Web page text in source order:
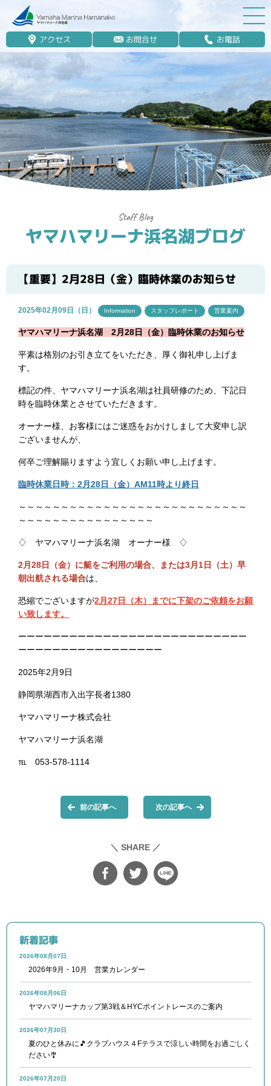
アクセス お問合せ お電話
マリーナ案内
船舶免許
マリンレジャー
マリーナステイ
レンタルボート
ボート販売
艤装
ブログ
ヤマハマリーナ浜名湖ブログ
【重要】2月28日（金）臨時休業のお知らせ
2025年02月09日（日） Information スタッフレポート 営業案内
ヤマハマリーナ浜名湖 2月28日（金）臨時休業のお知らせ
平素は格別のお引き立てをいただき、厚く御礼申し上げま
す。
標記の件、ヤマハマリーナ浜名湖は社員研修のため、下記日
時を臨時休業とさせていただきます。
オーナー様、お客様にはご迷惑をおかけしまして大変申し訳
ございませんが、
何卒ご理解賜りますよう宜しくお願い申し上げます。
臨時休業日時：2月28日（金）AM11時より終日
～～～～～～～～～～～～～～～～～～～～～～～～～～～
～～～～～～～～～～～～～～～～
♢ ヤマハマリーナ浜名湖 オーナー様 ♢
2月28日（金）に艇をご利用の場合、または3月1日（土）早
朝出航される場合は、
恐縮でございますが2月27日（木）までに下架のご依頼をお願
い致します。
ーーーーーーーーーーーーーーーーーーーーーーーーーーー
ーーーーーーーーーーーーーーーーー
2025年2月9日
静岡県湖西市入出字長者1380
ヤマハマリーナ株式会社
ヤマハマリーナ浜名湖
℡ 053-578-1114
前の記事へ 次の記事へ
＼ SHARE ／
新着記事
2026年08月07日
2026年9月・10月 営業カレンダー
2026年08月06日
ヤマハマリーナカップ第3戦＆HYCポイントレースのご案内
2026年07月30日
夏のひと休みに🎵クラブハウス４Fテラスで涼しい時間をお過ごしく
ださい🎐
2026年07月20日